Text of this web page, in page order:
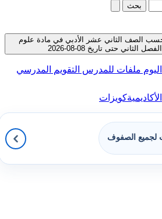
بحث
الصف الثاني عشر الأدبي في مادة علوم
حتى تاريخ 08-08-2026
ملفات للمدرس التقويم المدرسي
الأكاديميةكويزات
لجميع الصفوف